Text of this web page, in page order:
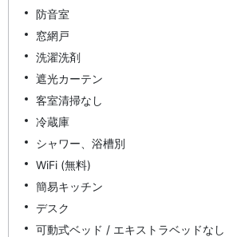
防音室
窓網戸
洗濯洗剤
遮光カーテン
客室清掃なし
冷蔵庫
シャワー、浴槽別
WiFi (無料)
簡易キッチン
デスク
可動式ベッド / エキストラベッドなし